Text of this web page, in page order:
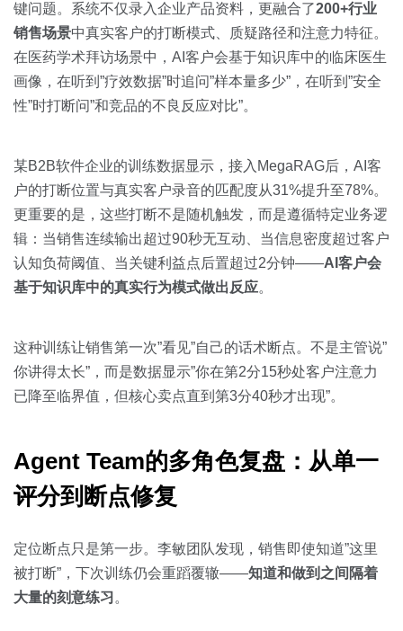
键问题。系统不仅录入企业产品资料，更融合了200+行业
销售场景中真实客户的打断模式、质疑路径和注意力特征。
在医药学术拜访场景中，AI客户会基于知识库中的临床医生
画像，在听到”疗效数据”时追问”样本量多少”，在听到”安全
性”时打断问”和竞品的不良反应对比”。
某B2B软件企业的训练数据显示，接入MegaRAG后，AI客
户的打断位置与真实客户录音的匹配度从31%提升至78%。
更重要的是，这些打断不是随机触发，而是遵循特定业务逻
辑：当销售连续输出超过90秒无互动、当信息密度超过客户
认知负荷阈值、当关键利益点后置超过2分钟——AI客户会
基于知识库中的真实行为模式做出反应。
这种训练让销售第一次”看见”自己的话术断点。不是主管说”
你讲得太长”，而是数据显示”你在第2分15秒处客户注意力
已降至临界值，但核心卖点直到第3分40秒才出现”。
Agent Team的多角色复盘：从单一
评分到断点修复
定位断点只是第一步。李敏团队发现，销售即使知道”这里
被打断”，下次训练仍会重蹈覆辙——知道和做到之间隔着
大量的刻意练习 。